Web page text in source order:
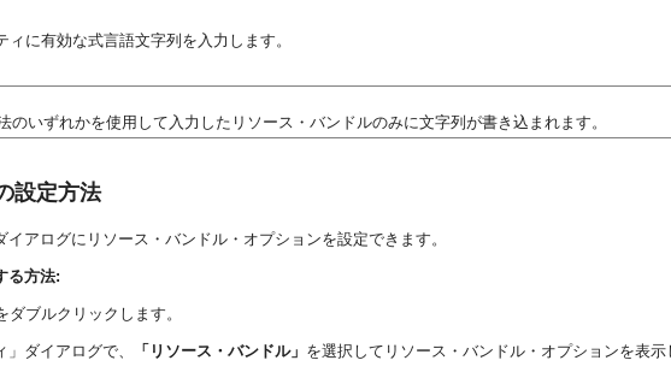
に有効な式言語文字列を入力します。
のいずれかを使用して入力したリソース・バンドルのみに文字列が書き込まれます。
設定方法
アログにリソース・バンドル・オプションを設定できます。
る方法:
ブルクリックします。
ダイアログで、 「リソース・バンドル」 を選択してリソース・バンドル・オプションを表示